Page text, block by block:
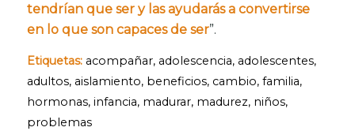
tendrían que ser y las ayudarás a convertirse
en lo que son capaces de ser”.
Etiquetas: acompañar, adolescencia, adolescentes,
adultos, aislamiento, beneficios, cambio, familia,
hormonas, infancia, madurar, madurez, niños,
problemas